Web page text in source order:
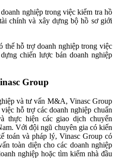
nghiệp trong việc kiểm tra hồ
chính và xây dựng bộ hồ sơ giới
thể hỗ trợ doanh nghiệp trong việc
chiến lược bán doanh nghiệp
Group
và tư vấn M&A, Vinasc Group
hỗ trợ các doanh nghiệp chuẩn
thực hiện các giao dịch chuyển
Với đội ngũ chuyên gia có kiến
toán và pháp lý, Vinasc Group có
toàn diện cho các doanh nghiệp
nghiệp hoặc tìm kiếm nhà đầu